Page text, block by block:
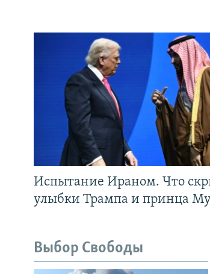
Испытание Ираном. Что
улыбки Трампа и принца
Выбор Свободы